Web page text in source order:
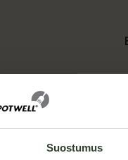
Suostumus